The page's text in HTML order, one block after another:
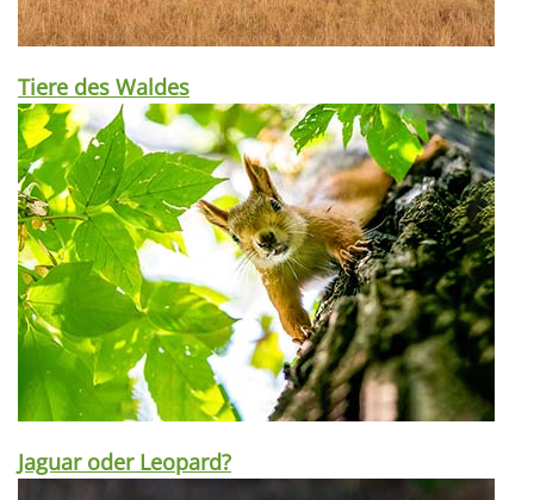
Tiere des Waldes
Jaguar oder Leopard?